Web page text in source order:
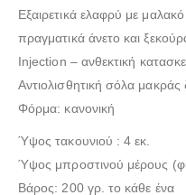
Εξαιρετικά ελαφρύ με
πραγματικά άνετο και
Injection – ανθεκτική
Αντιολισθητική σόλα μακράς
Φόρμα: κανονική
Ύψος τακουνιού : 4 εκ.
Ύψος μπροστινού μέρους
Βάρος: 200 γρ. το κάθε ένα